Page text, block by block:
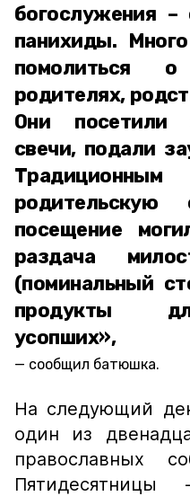
богослужения –
панихиды.
помолиться
родителях,
Они посетили
свечи, подали
родительскую
посещение
раздача
(поминальный
продукты
усопших»,
сообщил батюшка.
На следующий
один из
православных